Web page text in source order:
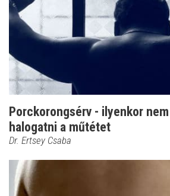
Porckorongsérv - ilyenkor
halogatni a műtétet
Dr. Ertsey Csaba